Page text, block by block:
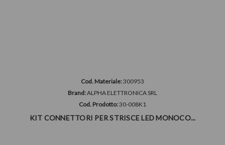
Cod. Materiale:300953
Brand:ALPHA ELETTRONICA SRL
Cod. Prodotto:30-008K1
KIT CONNETTORI PER STRISCE LED MONOCO...